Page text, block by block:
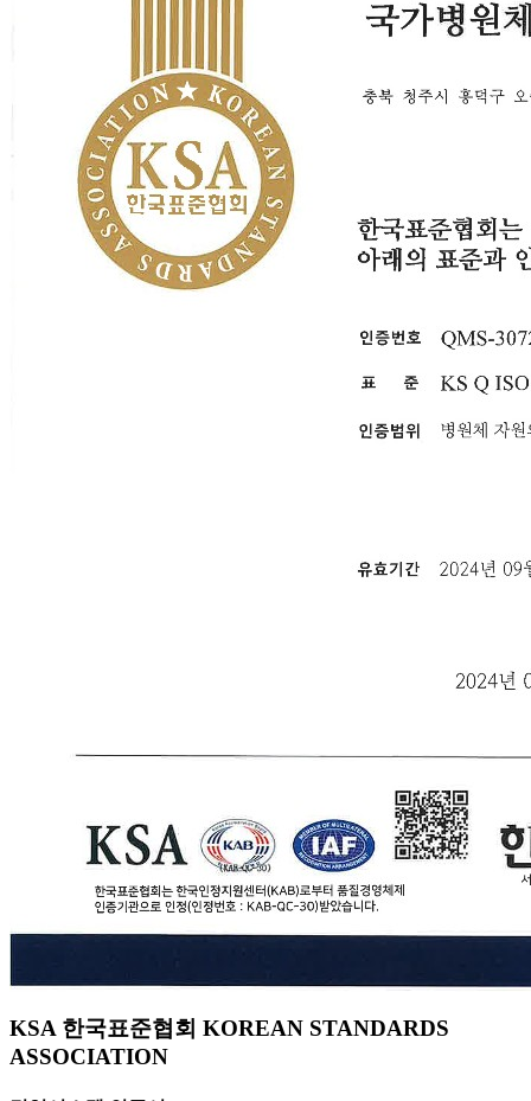
KSA 한국표준협회 KOREAN STANDARDS
ASSOCIATION